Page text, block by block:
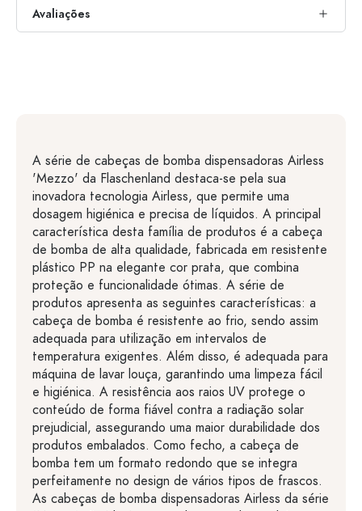
Avaliações
A série de cabeças de bomba dispensadoras Airless
'Mezzo' da Flaschenland destaca-se pela sua
inovadora tecnologia Airless, que permite uma
dosagem higiénica e precisa de líquidos. A principal
característica desta família de produtos é a cabeça
de bomba de alta qualidade, fabricada em resistente
plástico PP na elegante cor prata, que combina
proteção e funcionalidade ótimas. A série de
produtos apresenta as seguintes características: a
cabeça de bomba é resistente ao frio, sendo assim
adequada para utilização em intervalos de
temperatura exigentes. Além disso, é adequada para
máquina de lavar louça, garantindo uma limpeza fácil
e higiénica. A resistência aos raios UV protege o
conteúdo de forma fiável contra a radiação solar
prejudicial, assegurando uma maior durabilidade dos
produtos embalados. Como fecho, a cabeça de
bomba tem um formato redondo que se integra
perfeitamente no design de vários tipos de frascos.
As cabeças de bomba dispensadoras Airless da série